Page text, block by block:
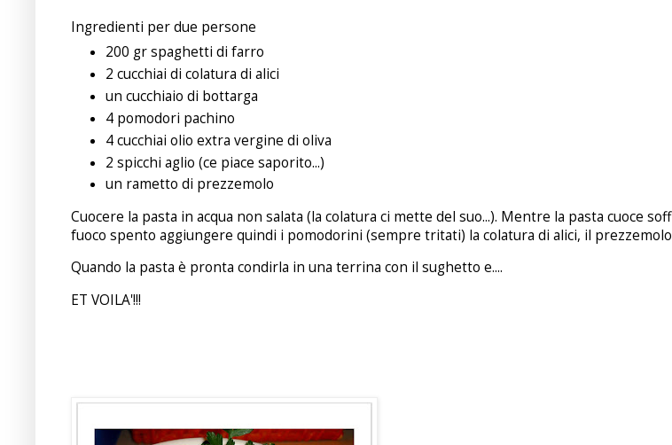
Ingredienti per due persone
200 gr spaghetti di farro
2 cucchiai di colatura di alici
un cucchiaio di bottarga
4 pomodori pachino
4 cucchiai olio extra vergine di oliva
2 spicchi aglio (ce piace saporito...)
un rametto di prezzemolo
Cuocere la pasta in acqua non salata (la colatura ci mette del suo...). Mentre la pasta cuoce
fuoco spento aggiungere quindi i pomodorini (sempre tritati) la colatura di alici, il
Quando la pasta è pronta condirla in una terrina con il sughetto e....
ET VOILA'!!!